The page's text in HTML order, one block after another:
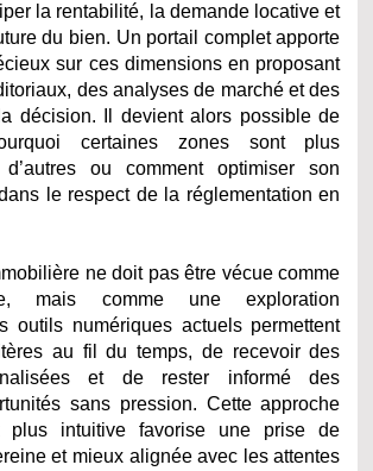
la rentabilité, la demande locative et
du bien. Un portail complet apporte
sur ces dimensions en proposant
des analyses de marché et des
décision. Il devient alors possible de
certaines zones sont plus
ou comment optimiser son
le respect de la réglementation en
ne doit pas être vécue comme
mais comme une exploration
outils numériques actuels permettent
au fil du temps, de recevoir des
et de rester informé des
sans pression. Cette approche
plus intuitive favorise une prise de
et mieux alignée avec les attentes